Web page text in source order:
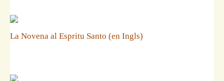
La Novena al Espritu Santo (en Ingls)